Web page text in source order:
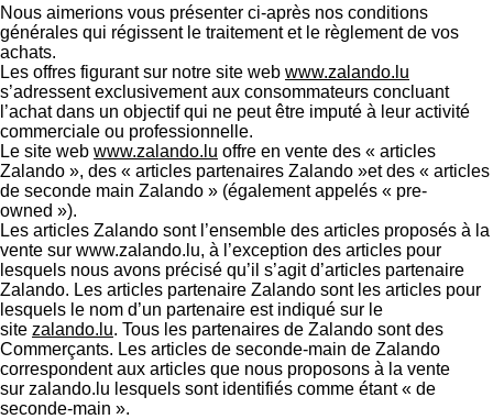
Nous aimerions vous présenter ci-après nos conditions
générales qui régissent le traitement et le règlement de vos
achats.
Les offres figurant sur notre site web www.zalando.lu
s’adressent exclusivement aux consommateurs concluant
l’achat dans un objectif qui ne peut être imputé à leur activité
commerciale ou professionnelle.
Le site web www.zalando.lu offre en vente des « articles
Zalando », des « articles partenaires Zalando »et des « articles
de seconde main Zalando » (également appelés « pre-
owned »).
Les articles Zalando sont l’ensemble des articles proposés à la
vente sur www.zalando.lu, à l’exception des articles pour
lesquels nous avons précisé qu’il s’agit d’articles partenaire
Zalando. Les articles partenaire Zalando sont les articles pour
lesquels le nom d’un partenaire est indiqué sur le
site zalando.lu. Tous les partenaires de Zalando sont des
Commerçants. Les articles de seconde-main de Zalando
correspondent aux articles que nous proposons à la vente
sur zalando.lu lesquels sont identifiés comme étant « de
seconde-main ».